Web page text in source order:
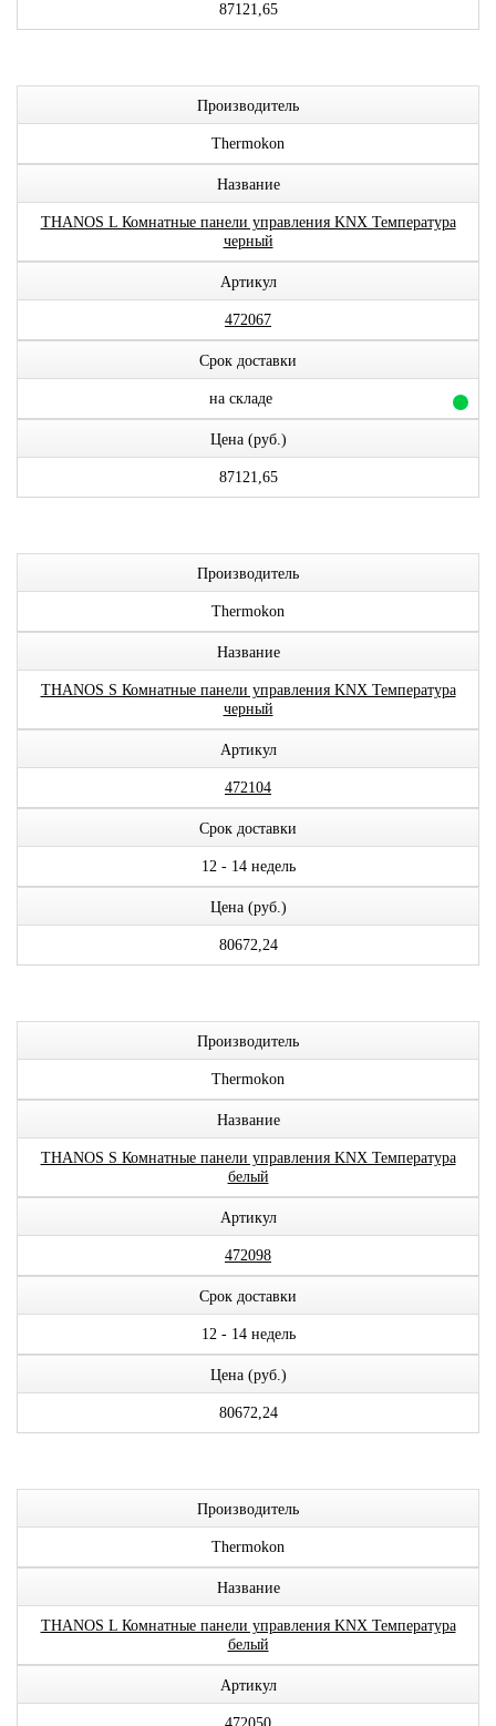
87121,65
Производитель
Thermokon
Название
THANOS L Комнатные панели управления KNX Температура
черный
Артикул
472067
Срок доставки
на складе
Цена (руб.)
87121,65
Производитель
Thermokon
Название
THANOS S Комнатные панели управления KNX Температура
черный
Артикул
472104
Срок доставки
12 - 14 недель
Цена (руб.)
80672,24
Производитель
Thermokon
Название
THANOS S Комнатные панели управления KNX Температура
белый
Артикул
472098
Срок доставки
12 - 14 недель
Цена (руб.)
80672,24
Производитель
Thermokon
Название
THANOS L Комнатные панели управления KNX Температура
белый
Артикул